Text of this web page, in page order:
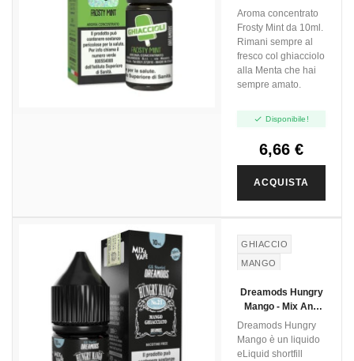
Aroma concentrato
Frosty Mint da 10ml.
Rimani sempre al
fresco col ghiacciolo
alla Menta che hai
sempre amato.
 Disponibile!
6,66 €
ACQUISTA
GHIACCIO
MANGO
Dreamods Hungry
Mango - Mix And
Vape - 10ml
Dreamods Hungry
Mango è un liquido
eLiquid shortfill